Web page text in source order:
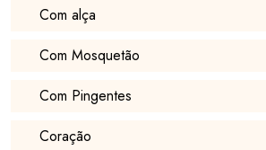
Com alça
Com Mosquetão
Com Pingentes
Coração